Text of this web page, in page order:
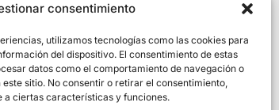
consentimiento
utilizamos tecnologías como las cookies para
del dispositivo. El consentimiento de estas
datos como el comportamiento de navegación o
sitio. No consentir o retirar el consentimiento,
a ciertas características y funciones.